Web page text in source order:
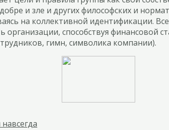
и зле и других философских и
на коллективной идентификации.
способствуя финансовой
гимн, символика компании).